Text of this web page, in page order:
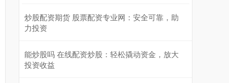
炒股配资期货 股票配资专业网：安全可靠，助
力投资
能炒股吗 在线配资炒股：轻松撬动资金，放大
投资收益